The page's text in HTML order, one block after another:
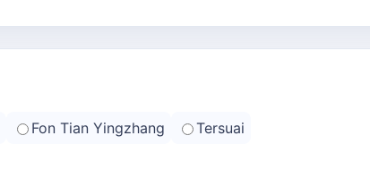
Fon Tian Yingzhang
Tersuai